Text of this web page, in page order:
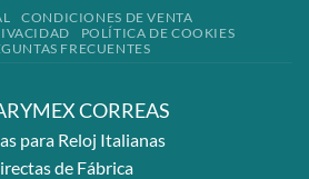
CONDICIONES DE VENTA
POLÍTICA DE COOKIES
FRECUENTES
CORREAS
para Reloj Italianas
de Fábrica